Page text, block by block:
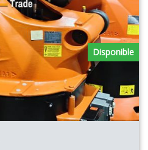
Disponible